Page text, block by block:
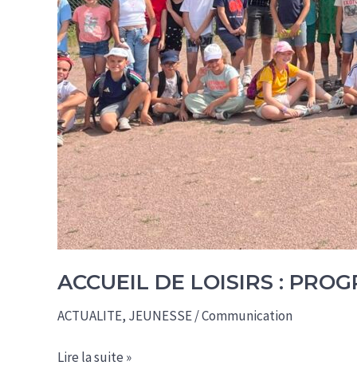
ACCUEIL DE LOISIRS :
ACTUALITE, JEUNESSE/Communication
Accueil
Lire la suite »